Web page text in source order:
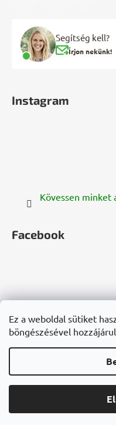
Ez a weboldal sütiket
böngészésével
Segítség kell?
Írjon nekünk!
Instagram
Kövessen minket
Facebook
zelenazeme.cz
hanf-gesundheit.de
Süti